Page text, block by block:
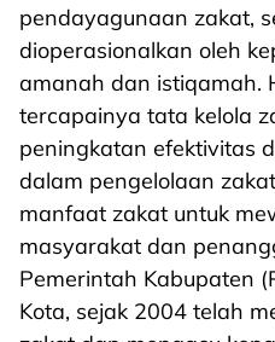
pendayagunaan zakat,
dioperasionalkan oleh
amanah dan istiqamah.
tercapainya tata kelola
peningkatan efektivitas
dalam pengelolaan
manfaat zakat untuk
masyarakat dan
Pemerintah Kabupaten
Kota, sejak 2004 telah